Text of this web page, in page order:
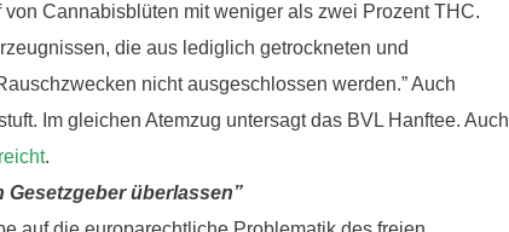
Cannabisblüten mit weniger als zwei Prozent THC.
die aus lediglich getrockneten und
nicht ausgeschlossen werden.” Auch
Im gleichen Atemzug untersagt das BVL Hanftee. Auch
.
Gesetzgeber überlassen”